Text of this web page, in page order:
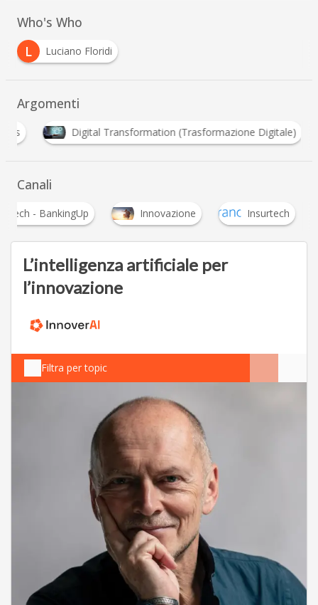
Who's Who
L
Luciano Floridi
Argomenti
Digital Transformation (Trasformazione Digitale)
Canali
- BankingUp Innovazione Insurtech
L’intelligenza artificiale per
l’innovazione
Filtra per topic